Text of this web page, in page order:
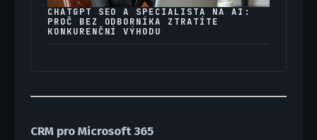
CHATGPT SEO A SPECIALISTA NA AI:
PROČ BEZ ODBORNÍKA ZTRATÍTE
KONKURENČNÍ VÝHODU
CRM pro Microsoft 365